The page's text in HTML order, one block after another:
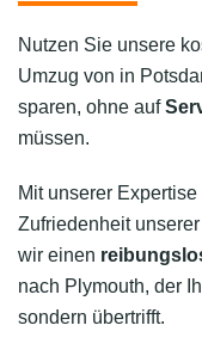
Nutzen Sie unsere
Umzug von in
sparen, ohne auf
müssen.
Mit unserer
Zufriedenheit
wir einen
nach Plymouth, der
sondern übertrifft.